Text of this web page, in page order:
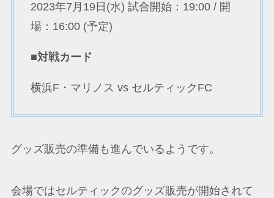
2023年7月19日(水) 試合開始：19:00 / 開
場：16:00 (予定)
■対戦カード
横浜F・マリノス vs セルティックFC
グッズ販売の準備も進んでいるようです。
会場ではセルティックのグッズ販売が開始されて